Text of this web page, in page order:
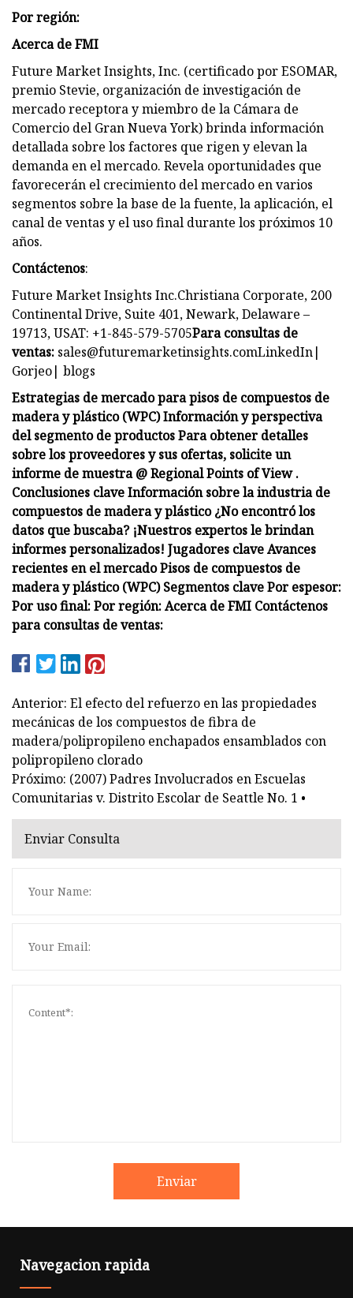
Por región:
Acerca de FMI
Future Market Insights, Inc. (certificado por ESOMAR,
premio Stevie, organización de investigación de
mercado receptora y miembro de la Cámara de
Comercio del Gran Nueva York) brinda información
detallada sobre los factores que rigen y elevan la
demanda en el mercado. Revela oportunidades que
favorecerán el crecimiento del mercado en varios
segmentos sobre la base de la fuente, la aplicación, el
canal de ventas y el uso final durante los próximos 10
años.
Contáctenos:
Future Market Insights Inc.Christiana Corporate, 200
Continental Drive, Suite 401, Newark, Delaware –
19713, USAT: +1-845-579-5705Para consultas de
ventas: sales@futuremarketinsights.comLinkedIn|
Gorjeo| blogs
Estrategias de mercado para pisos de compuestos de
madera y plástico (WPC) Información y perspectiva
del segmento de productos Para obtener detalles
sobre los proveedores y sus ofertas, solicite un
informe de muestra @ Regional Points of View .
Conclusiones clave Información sobre la industria de
compuestos de madera y plástico ¿No encontró los
datos que buscaba? ¡Nuestros expertos le brindan
informes personalizados! Jugadores clave Avances
recientes en el mercado Pisos de compuestos de
madera y plástico (WPC) Segmentos clave Por espesor:
Por uso final: Por región: Acerca de FMI Contáctenos
para consultas de ventas:
Anterior: El efecto del refuerzo en las propiedades
mecánicas de los compuestos de fibra de
madera/polipropileno enchapados ensamblados con
polipropileno clorado
Próximo: (2007) Padres Involucrados en Escuelas
Comunitarias v. Distrito Escolar de Seattle No. 1 •
Enviar Consulta
Enviar
Navegacion rapida